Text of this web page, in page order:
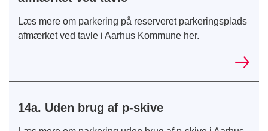
Læs mere om parkering på reserveret parkeringsplads
afmærket ved tavle i Aarhus Kommune her.
14a. Uden brug af p-skive